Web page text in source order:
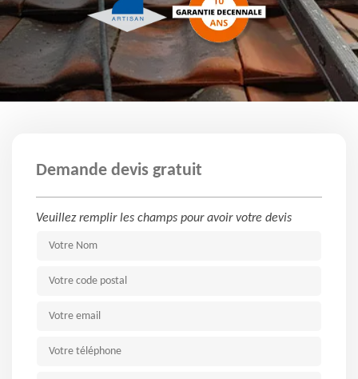
Demande devis gratuit
Veuillez remplir les champs pour avoir votre devis